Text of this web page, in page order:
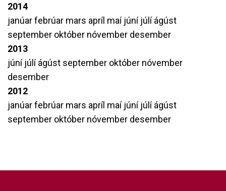
2014
janúarfebrúar mars apríl maí júní júlíágúst
september október nóvember desember
2013
júní júlíágúst september október nóvember
desember
2012
janúarfebrúar mars apríl maí júní júlíágúst
september október nóvember desember